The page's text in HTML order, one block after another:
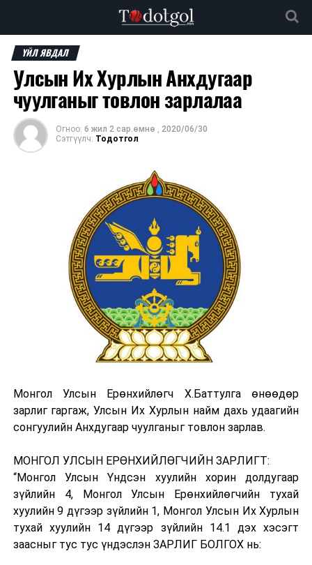
ҮЙЛ ЯВДАЛ
Улсын Их Хурлын Анхдугаар
чуулганыг товлон зарлалаа
Огноо: 6 жил 2 сар.өмнө , 2020/06/30
Сэтгүүлч: Тодотгол
Монгол Улсын Ерөнхийлөгч Х.Баттулга өнөөдөр
зарлиг гаргаж, Улсын Их Хурлын найм дахь удаагийн
сонгуулийн Анхдугаар чуулганыг товлон зарлав.
МОНГОЛ УЛСЫН ЕРӨНХИЙЛӨГЧИЙН ЗАРЛИГТ:
“Монгол Улсын Үндсэн хуулийн хорин долдугаар
зүйлийн 4, Монгол Улсын Ерөнхийлөгчийн тухай
хуулийн 9 дүгээр зүйлийн 1, Монгол Улсын Их Хурлын
тухай хуулийн 14 дүгээр зүйлийн 14.1 дэх хэсэгт
заасныг тус тус үндэслэн ЗАРЛИГ БОЛГОХ нь: